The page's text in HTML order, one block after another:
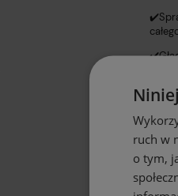
✔️W
ruch w
o tym,